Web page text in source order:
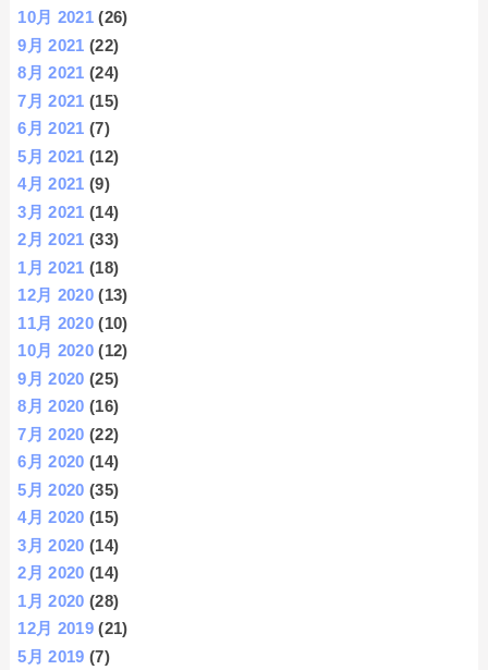
10月 2021 (26)
9月 2021 (22)
8月 2021 (24)
7月 2021 (15)
6月 2021 (7)
5月 2021 (12)
4月 2021 (9)
3月 2021 (14)
2月 2021 (33)
1月 2021 (18)
12月 2020 (13)
11月 2020 (10)
10月 2020 (12)
9月 2020 (25)
8月 2020 (16)
7月 2020 (22)
6月 2020 (14)
5月 2020 (35)
4月 2020 (15)
3月 2020 (14)
2月 2020 (14)
1月 2020 (28)
12月 2019 (21)
5月 2019 (7)